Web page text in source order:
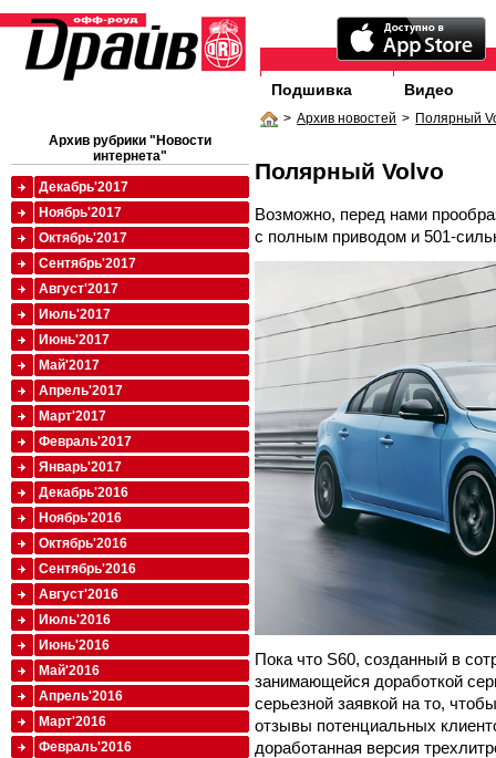
Подшивка Видео
> Архив новостей > Полярный
Полярный Volvo
Возможно, перед нами
с полным приводом и 501-
Пока что S60, созданный в
занимающейся доработкой
серьезной заявкой на то,
отзывы потенциальных
доработанная версия
Архив рубрики "Новости
интернета"
Декабрь'2017
Ноябрь'2017
Октябрь'2017
Сентябрь'2017
Август'2017
Июль'2017
Июнь'2017
Май'2017
Апрель'2017
Март'2017
Февраль'2017
Январь'2017
Декабрь'2016
Ноябрь'2016
Октябрь'2016
Сентябрь'2016
Август'2016
Июль'2016
Июнь'2016
Май'2016
Апрель'2016
Март'2016
Февраль'2016